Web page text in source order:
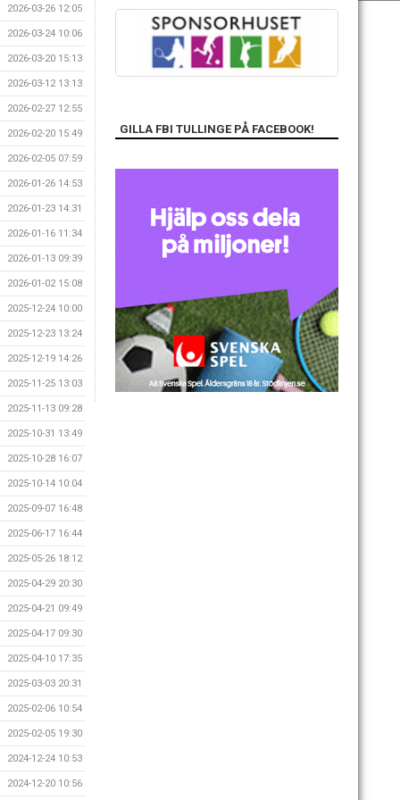
2026-03-26 12:05
2026-03-24 10:06
2026-03-20 15:13
2026-03-12 13:13
2026-02-27 12:55
2026-02-20 15:49
2026-02-05 07:59
2026-01-26 14:53
2026-01-23 14:31
2026-01-16 11:34
2026-01-13 09:39
2026-01-02 15:08
2025-12-24 10:00
2025-12-23 13:24
2025-12-19 14:26
2025-11-25 13:03
2025-11-13 09:28
2025-10-31 13:49
2025-10-28 16:07
2025-10-14 10:04
2025-09-07 16:48
2025-06-17 16:44
2025-05-26 18:12
2025-04-29 20:30
2025-04-21 09:49
2025-04-17 09:30
2025-04-10 17:35
2025-03-03 20:31
2025-02-06 10:54
2025-02-05 19:30
2024-12-24 10:53
2024-12-20 10:56
GILLA FBI TULLINGE PÅ FACEBOOK!